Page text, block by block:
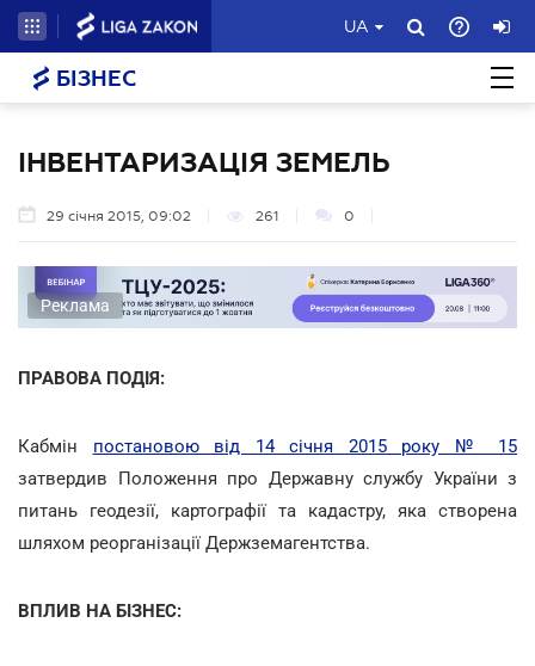
UA
БІЗНЕС
ІНВЕНТАРИЗАЦІЯ ЗЕМЕЛЬ
29 січня 2015, 09:02 261 0
Реклама
ПРАВОВА ПОДІЯ:
Кабмін постановою від 14 січня 2015 року № 15
затвердив Положення про Державну службу України з
питань геодезії, картографії та кадастру, яка створена
шляхом реорганізації Держземагентства.
ВПЛИВ НА БІЗНЕС: